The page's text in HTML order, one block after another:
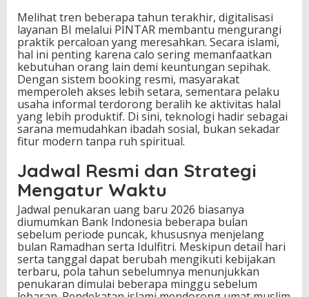
Melihat tren beberapa tahun terakhir, digitalisasi
layanan BI melalui PINTAR membantu mengurangi
praktik percaloan yang meresahkan. Secara islami,
hal ini penting karena calo sering memanfaatkan
kebutuhan orang lain demi keuntungan sepihak.
Dengan sistem booking resmi, masyarakat
memperoleh akses lebih setara, sementara pelaku
usaha informal terdorong beralih ke aktivitas halal
yang lebih produktif. Di sini, teknologi hadir sebagai
sarana memudahkan ibadah sosial, bukan sekadar
fitur modern tanpa ruh spiritual.
Jadwal Resmi dan Strategi
Mengatur Waktu
Jadwal penukaran uang baru 2026 biasanya
diumumkan Bank Indonesia beberapa bulan
sebelum periode puncak, khususnya menjelang
bulan Ramadhan serta Idulfitri. Meskipun detail hari
serta tanggal dapat berubah mengikuti kebijakan
terbaru, pola tahun sebelumnya menunjukkan
penukaran dimulai beberapa minggu sebelum